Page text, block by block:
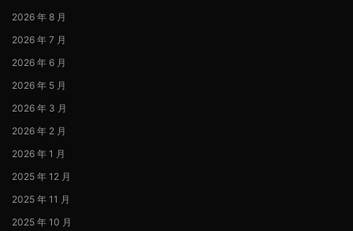
2026 年 8 月
2026 年 7 月
2026 年 6 月
2026 年 5 月
2026 年 3 月
2026 年 2 月
2026 年 1 月
2025 年 12 月
2025 年 11 月
2025 年 10 月